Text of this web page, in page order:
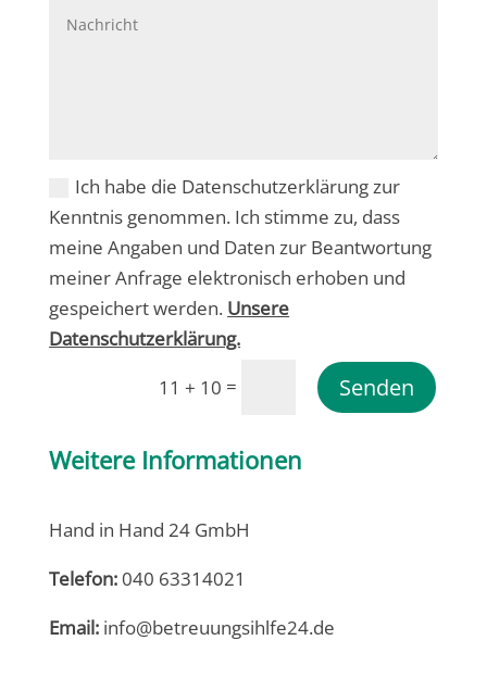
Ich habe die Datenschutzerklärung zur
Kenntnis genommen. Ich stimme zu, dass
meine Angaben und Daten zur Beantwortung
meiner Anfrage elektronisch erhoben und
gespeichert werden. Unsere
Datenschutzerklärung.
11 + 10 = Senden
Weitere Informationen
Hand in Hand 24 GmbH
Telefon:040 63314021
Email:info@betreuungsihlfe24.de